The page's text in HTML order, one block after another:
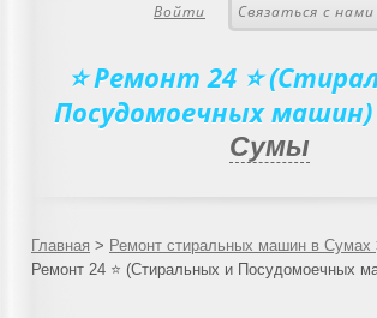
Войти Связаться с нами
⭐ Ремонт 24 ⭐
Посудомоечных машин)
Сумы
Главная > Ремонт стиральных машин в Сумах
Ремонт 24 ⭐ (Стиральных и Посудомоечных